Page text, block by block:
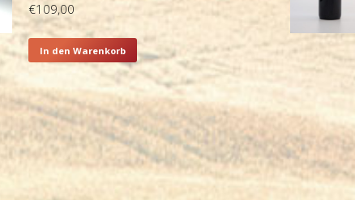
€109,00
In den Warenkorb